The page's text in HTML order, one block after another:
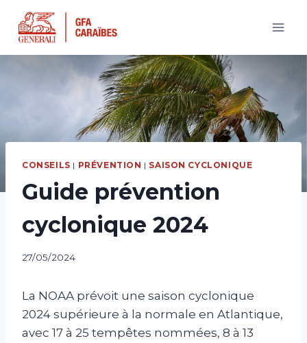
contenu
CONSEILS | PRÉVENTION | SAISON CYCLONIQUE
Guide prévention
cyclonique 2024
27/05/2024
La NOAA prévoit une saison cyclonique
2024 supérieure à la normale en Atlantique,
avec 17 à 25 tempêtes nommées, 8 à 13